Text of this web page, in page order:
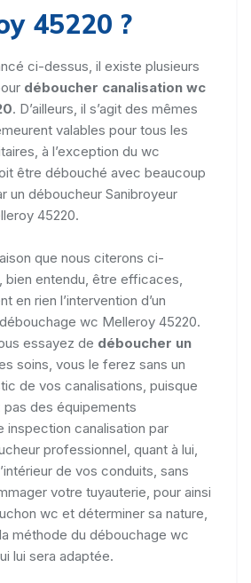
45220 ?
ci-dessus, il existe plusieurs
déboucher canalisation wc
. D’ailleurs, il s’agit des mêmes
valables pour tous les
à l’exception du wc
être débouché avec beaucoup
un déboucheur Sanibroyeur
45220.
que nous citerons ci-
bien entendu, être efficaces,
en rien l’intervention d’un
wc Melleroy 45220.
essayez de déboucher un
soins, vous le ferez sans un
de vos canalisations, puisque
des équipements
inspection canalisation par
professionnel, quant à lui,
de vos conduits, sans
votre tuyauterie, pour ainsi
wc et déterminer sa nature,
méthode du débouchage wc
lui sera adaptée.